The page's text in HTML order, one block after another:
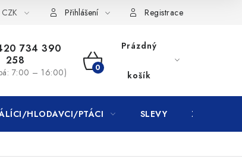
CZK Přihlášení Registrace
734 390
258
7:00 – 16:00)
NÁKUPNÍ
KOŠÍK
Prázdný
košík
HLODAVCI/PTÁCI SLEVY ZNAČKY